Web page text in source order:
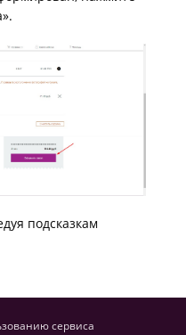
подсказкам
сервиса